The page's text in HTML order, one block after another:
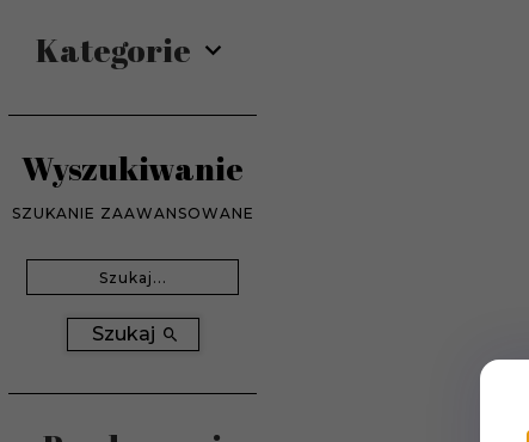
Kategorie
Wyszukiwanie
SZUKANIE ZAAWANSOWANE
Wyszukiwanie
Szukaj